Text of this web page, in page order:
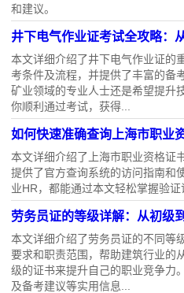
和建议。
井下电气作业证考试全攻略：
本文详细介绍了井下电气作业证的
考条件及流程，并提供了丰富的备
矿业领域的专业人士还是希望提升
你顺利通过考试，获得...
如何快速准确查询上海市职业
本文详细介绍了上海市职业资格证
提供了官方查询系统的访问指南和
业HR，都能通过本文轻松掌握验证
劳务员证的等级详解：从初级
本文详细介绍了劳务员证的不同等
要求和职责范围，帮助建筑行业的
级的证书来提升自己的职业竞争力
及备考建议等实用信息...